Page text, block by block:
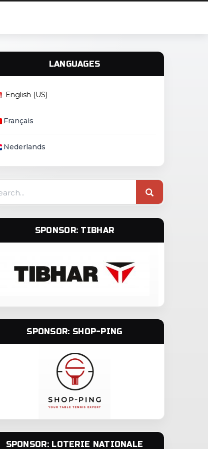
LANGUAGES
English (US)
Français
Nederlands
SPONSOR: TIBHAR
SPONSOR: SHOP-PING
SPONSOR: LOTERIE NATIONALE